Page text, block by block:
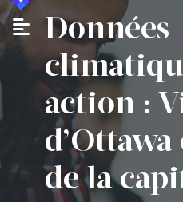
Données
action :
de la